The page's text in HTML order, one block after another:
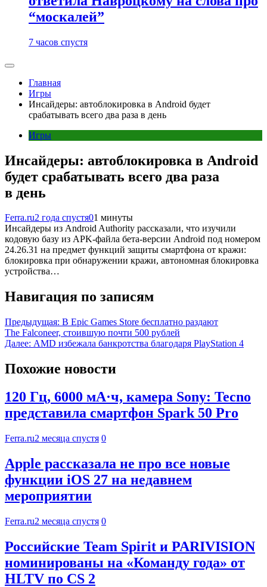
“москалей”
7 часов спустя
Главная
Игры
Инсайдеры: автоблокировка в Android будет
срабатывать всего два раза в день
Игры
Инсайдеры: автоблокировка в Android
будет срабатывать всего два раза
в день
Ferra.ru2 года спустя01 минуты
Инсайдеры из Android Authority рассказали, что изучили
кодовую базу из APK-файла бета-версии Android под номером
24.26.31 на предмет функций защиты смартфона от кражи:
блокировка при обнаружении кражи, автономная блокировка
устройства…
Навигация по записям
Предыдущая: В Epic Games Store бесплатно раздают
The Falconeer, стоившую почти 500 рублей
Далее: AMD избежала банкротства благодаря PlayStation 4
Похожие новости
120 Гц, 6000 мА·ч, камера Sony: Tecno
представила смартфон Spark 50 Pro
Ferra.ru2 месяца спустя 0
Apple рассказала не про все новые
функции iOS 27 на недавнем
мероприятии
Ferra.ru2 месяца спустя 0
Российские Team Spirit и PARIVISION
номинированы на «Команду года» от
HLTV по CS 2